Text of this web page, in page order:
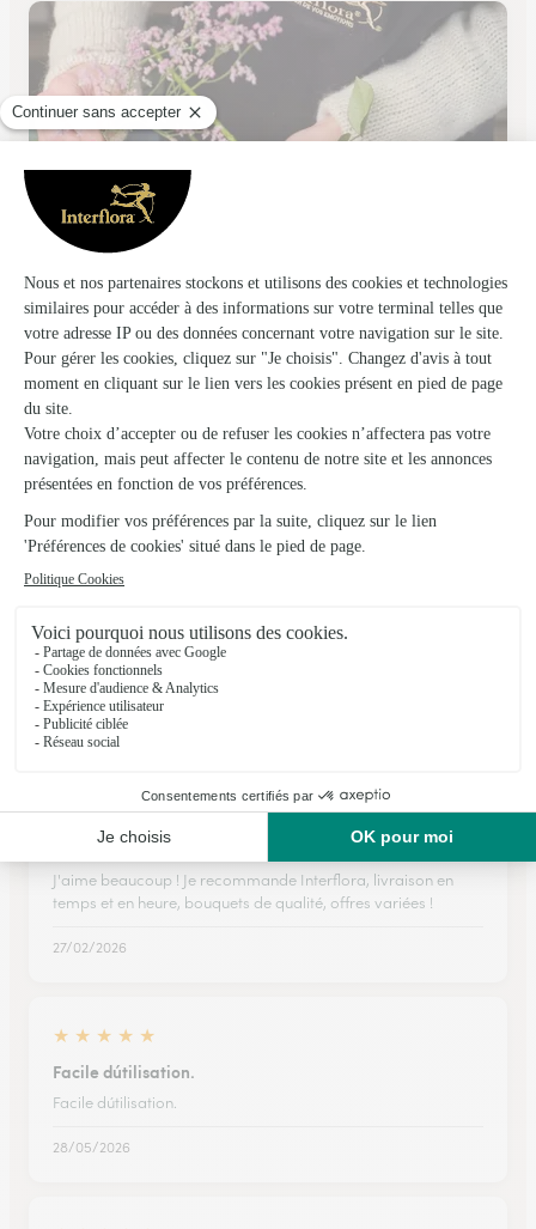
La Digitale, N. Malartre
Le Puy
★★★★★ 4.8 (68)
44, boulevard Carnot
Voir la boutique
Ils ont fait livrer des fleurs ou une plante
au Lac-d’Issarlès
DEUIL
TRES BON BON
25/02/2026
★ ★ ★ ★ ★
J'aime beaucoup
J'aime beaucoup ! Je recommande Interflora, livraison en
temps et en heure, bouquets de qualité, offres variées !
27/02/2026
★ ★ ★ ★ ★
Facile dútilisation.
Facile dútilisation.
28/05/2026